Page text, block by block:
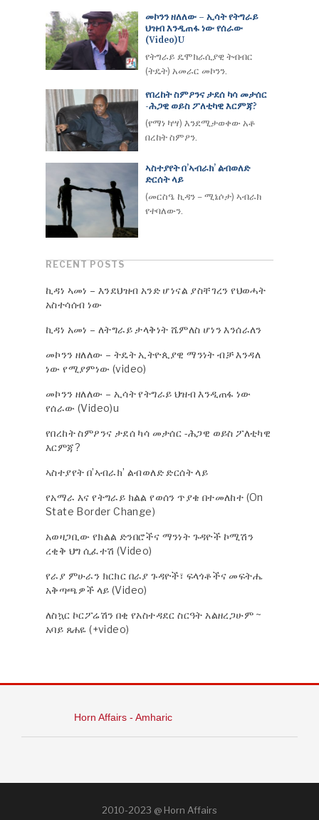
መኮንን ዘለለው – ኢሳት የትግራይ
ህዝብ እንዲጠፋ ነው የሰራው
(Video)u
የትግራይ ዴሞክራሲያዊ ትብብር
(ትዴት) አመራር መኮንን.
የበረከት ስምዖንና ታደሰ ካሳ መታሰር
-ሕጋዊ ወይስ ፖለቲካዊ እርምጃ?
(የማነ ካሣ) እንደሚታወቀው አቶ
በረከት ስምዖን.
ኣስተያየት በ’ኣብራክ’ ልብወለድ
ድርሰት ላይ
(መርስዔ ኪዳን – ሚኔሶታ) ኣብራክ
የተባለውን.
RECENT POSTS
ኪዳነ ኣመነ – እንደህዝብ አንድ ሆነናል ያስቸገረን የህወሓት
አስተሳሰብ ነው
ኪዳነ አመነ – ለትግራይ ታላቅነት ሼምለስ ሆነን እንሰራለን
መኮንን ዘለለው – ትዴት ኢትዮጲያዊ ማንነት ብቻ እንዳለ
ነው የሚያምነው (video)
መኮንን ዘለለው – ኢሳት የትግራይ ህዝብ እንዲጠፋ ነው
የሰራው (Video)u
የበረከት ስምዖንና ታደሰ ካሳ መታሰር -ሕጋዊ ወይስ ፖለቲካዊ
እርምጃ?
ኣስተያየት በ’ኣብራክ’ ልብወለድ ድርሰት ላይ
የአማራ እና የትግራይ ክልል የወሰን ጥያቄ በተመለከተ (On
State Border Change)
አወዛጋቢው የክልል ድንበሮችና ማንነት ጉዳዮች ኮሚሽን
ረቂቅ ህግ ሲፈተሽ (Video)
የራያ ምሁራን ክርክር በራያ ጉዳዮች፣ ፍላጎቶችና መፍትሔ
አቅጣጫዎች ላይ (Video)
ለስኳር ኮርፖሬሽን በቂ የአስተዳደር ስርዓት አልዘረጋሁም ~
አባይ ጸሐዬ (+video)
Horn Affairs - Amharic
2010-2023 @ Horn Affairs